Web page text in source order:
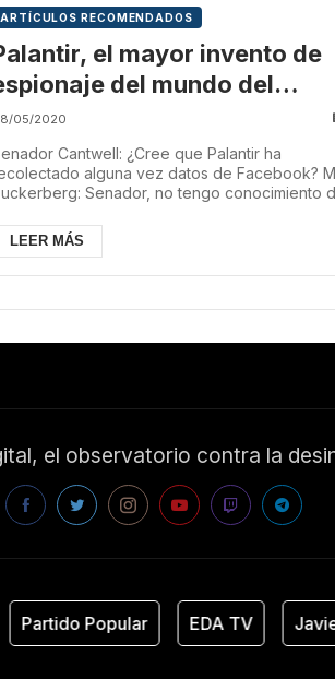
ARTÍCULOS RECOMENDADOS
el mayor invento de
del mundo del
Peter Thiel
05/2020
Cantwell: ¿Cree que Palantir ha
alguna vez datos de Facebook?
Senador, no tengo conocimiento
LEER MÁS
el observatorio contra la
Partido Popular EDA TV